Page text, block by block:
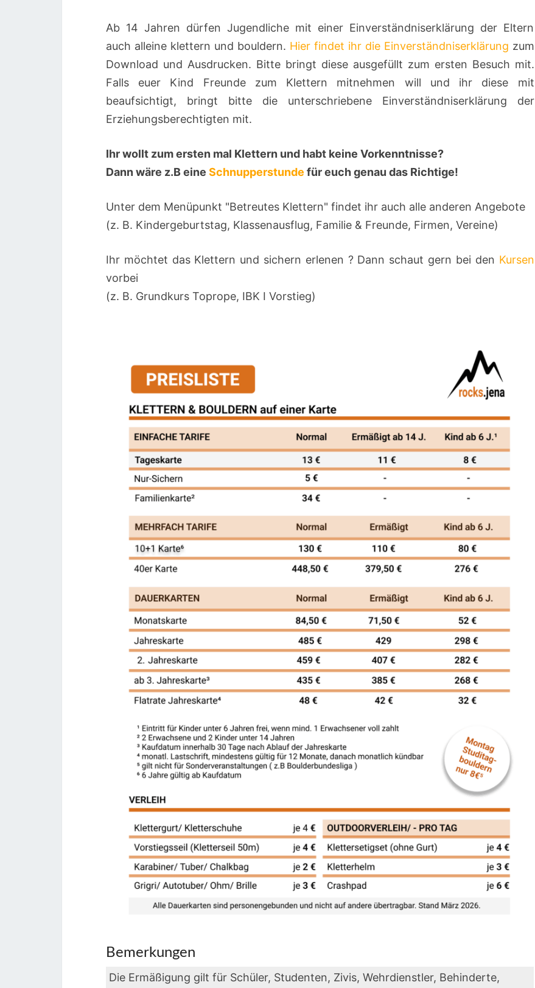
Ab 14 Jahren dürfen Jugendliche mit einer Einverständniserklärung der Eltern
auch alleine klettern und bouldern. Hier findet ihr die Einverständniserklärung zum
Download und Ausdrucken. Bitte bringt diese ausgefüllt zum ersten Besuch mit.
Falls euer Kind Freunde zum Klettern mitnehmen will und ihr diese mit
beaufsichtigt, bringt bitte die unterschriebene Einverständniserklärung der
Erziehungsberechtigten mit.
Ihr wollt zum ersten mal Klettern und habt keine Vorkenntnisse?
Dann wäre z.B eine Schnupperstunde für euch genau das Richtige!
Unter dem Menüpunkt "Betreutes Klettern" findet ihr auch alle anderen Angebote
(z. B. Kindergeburtstag, Klassenausflug, Familie & Freunde, Firmen, Vereine)
Ihr möchtet das Klettern und sichern erlenen ? Dann schaut gern bei den Kursen
vorbei
(z. B. Grundkurs Toprope, IBK I Vorstieg)
Bemerkungen
Die Ermäßigung gilt für Schüler, Studenten, Zivis, Wehrdienstler, Behinderte,